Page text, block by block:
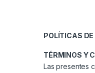
POLÍTICAS
TÉRMINOS Y
Las presentes